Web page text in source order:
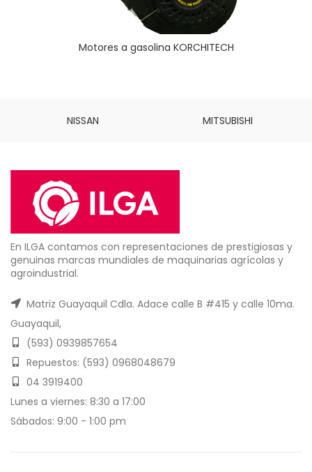
Motores a gasolina KORCHITECH
NISSAN MITSUBISHI
En ILGA contamos con representaciones de prestigiosas y
genuinas marcas mundiales de maquinarias agrícolas y
agroindustrial.
Matriz Guayaquil Cdla. Adace calle B #415 y calle 10ma.
Guayaquil,
(593) 0939857654
Repuestos: (593) 0968048679
04 3919400
Lunes a viernes: 8:30 a 17:00
Sábados: 9:00 - 1:00 pm